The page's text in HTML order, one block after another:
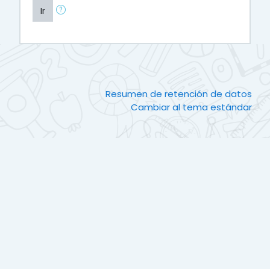
Ir
Resumen de retención de datos
Cambiar al tema estándar